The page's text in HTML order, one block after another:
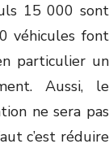
15 000 sont
véhicules font
particulier un
Aussi, le
ne sera pas
c’est réduire